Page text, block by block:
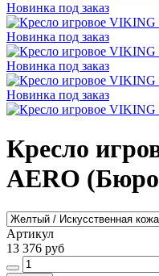
Новинка под заказ
Новинка под заказ
Новинка под заказ
Новинка под заказ
Кресло
AERO
Артикул
13 376 руб